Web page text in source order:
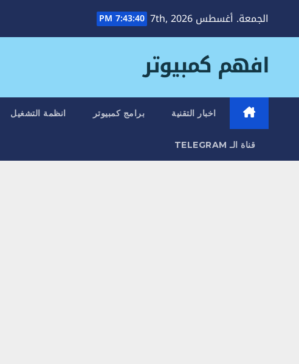
الجمعة. أغسطس 7th, 2026 7:43:41 PM
افهم كمبيوتر
اخبار التقنية برامج كمبيوتر انظمة التشغيل
قناة الـ TELEGRAM